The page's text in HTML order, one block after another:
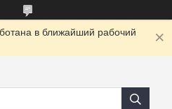
в ближайший рабочий